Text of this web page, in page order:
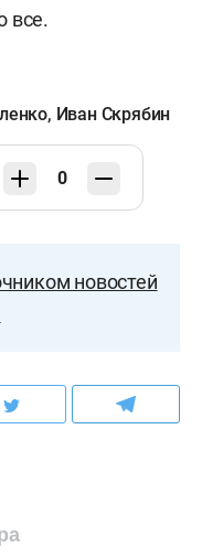
все.
, Иван Скрябин
0
новостей